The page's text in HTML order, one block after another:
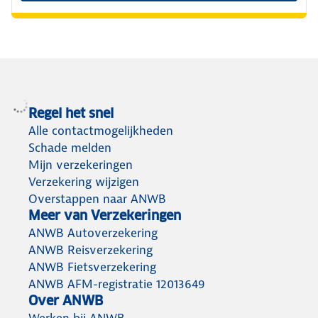
Regel het snel
Alle contactmogelijkheden
Schade melden
Mijn verzekeringen
Verzekering wijzigen
Overstappen naar ANWB
Meer van Verzekeringen
ANWB Autoverzekering
ANWB Reisverzekering
ANWB Fietsverzekering
ANWB AFM-registratie 12013649
Over ANWB